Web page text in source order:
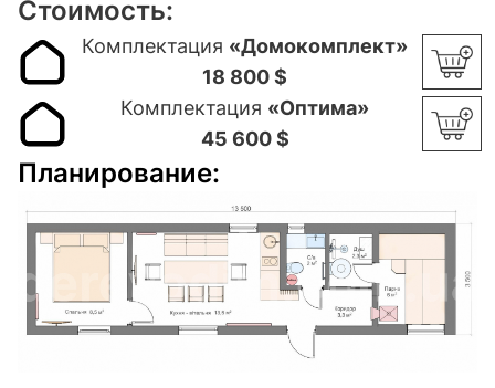
Планирование:
Стоимость:
Комплектация «Домокомплект»
18 800 $
Комплектация «Оптима»
45 600 $